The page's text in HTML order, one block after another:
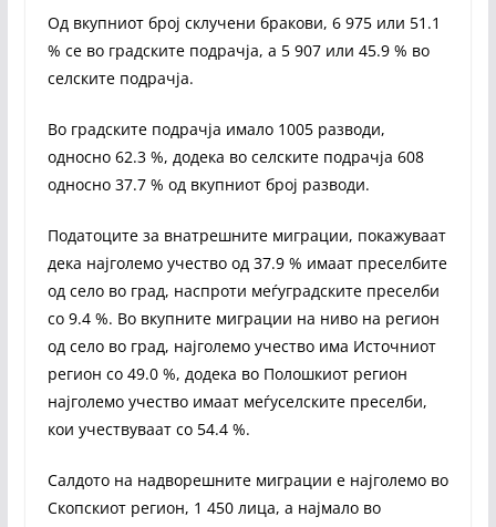
Од вкупниот број склучени бракови, 6 975 или 51.1
% се во градските подрачја, а 5 907 или 45.9 % во
селските подрачја.
Во градските подрачја имало 1005 разводи,
односно 62.3 %, додека во селските подрачја 608
односно 37.7 % од вкупниот број разводи.
Податоците за внатрешните миграции, покажуваат
дека најголемо учество од 37.9 % имаат преселбите
од село во град, наспроти меѓуградските преселби
со 9.4 %. Во вкупните миграции на ниво на регион
од село во град, најголемо учество има Источниот
регион со 49.0 %, додека во Полошкиот регион
најголемо учество имаат меѓуселските преселби,
кои учествуваат со 54.4 %.
Салдото на надворешните миграции е најголемо во
Скопскиот регион, 1 450 лица, а најмало во